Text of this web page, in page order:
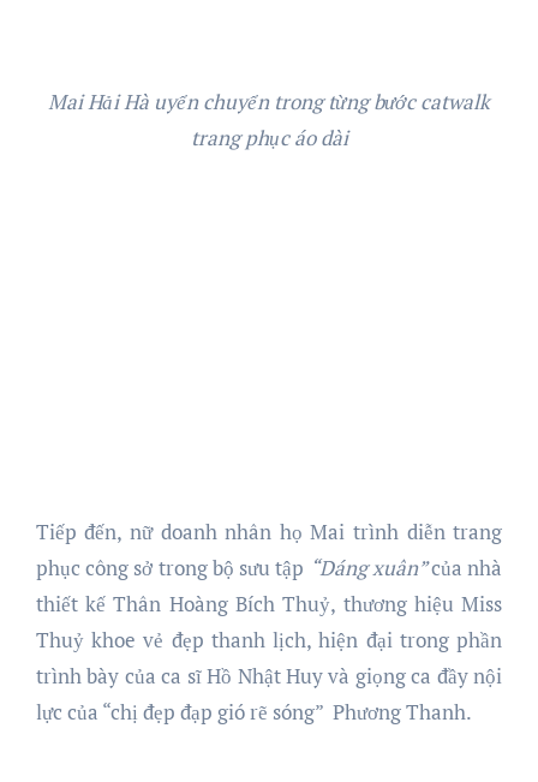
Mai Hải Hà uyển chuyển trong từng bước catwalk
trang phục áo dài
Tiếp đến, nữ doanh nhân họ Mai trình diễn trang
phục công sở trong bộ sưu tập “Dáng xuân”của nhà
thiết kế Thân Hoàng Bích Thuỷ, thương hiệu Miss
Thuỷ khoe vẻ đẹp thanh lịch, hiện đại trong phần
trình bày của ca sĩ Hồ Nhật Huy và giọng ca đầy nội
lực của “chị đẹp đạp gió rẽ sóng” Phương Thanh.